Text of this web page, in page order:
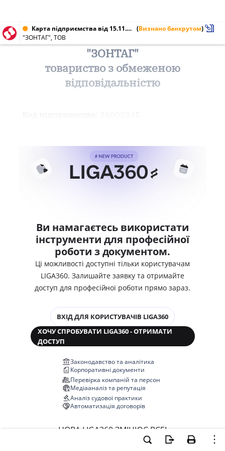
Карта підприємства від 15.11.2012 № 36002945 (Визнано банкрутом)
"ЗОНТАГ", ТОВ
"ЗОНТАГ"
товариство з обмеженою
відповідальністю
Ви намагаєтесь використати
інструменти для професійної
роботи з документом.
Ці можливості доступні тільки користувачам
LIGA360. Залишайте заявку та отримайте
доступ для професійної роботи прямо зараз.
ВХІД ДЛЯ КОРИСТУВАЧІВ LIGA360
ХОЧУ СПРОБУВАТИ LIGA360 - ОТРИМАТИ
ДОСТУП
Законодавство та аналітика
Корпоративні документи
Перевірка компаній та персон
Медіааналіз та репутація
Аналіз судової практики
Автоматизація договорів
НОВА LIGA360 ЗМІНЮЄ ВСЕ!